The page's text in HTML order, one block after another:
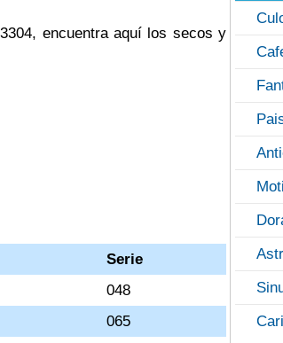
encuentra aquí los secos y
Serie
048
065